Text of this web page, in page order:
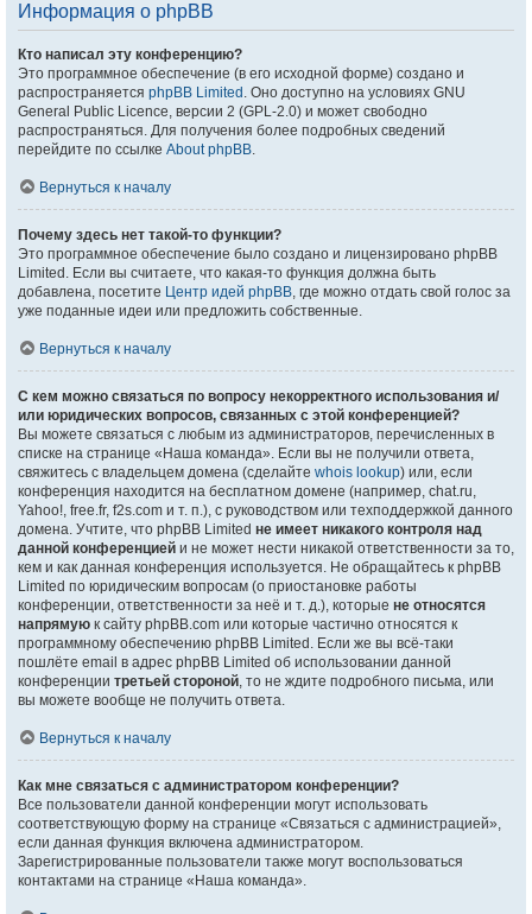
Информация о phpBB
Кто написал эту конференцию?
Это программное обеспечение (в его исходной форме) создано и
распространяется phpBB Limited . Оно доступно на условиях GNU
General Public Licence, версии 2 (GPL-2.0) и может свободно
распространяться. Для получения более подробных сведений
перейдите по ссылке About phpBB.
Вернуться к началу
Почему здесь нет такой-то функции?
Это программное обеспечение было создано и лицензировано phpBB
Limited. Если вы считаете, что какая-то функция должна быть
добавлена, посетите Центр идей phpBB, где можно отдать свой голос за
уже поданные идеи или предложить собственные.
Вернуться к началу
С кем можно связаться по вопросу некорректного использования и/
или юридических вопросов, связанных с этой конференцией?
Вы можете связаться с любым из администраторов, перечисленных в
списке на странице «Наша команда». Если вы не получили ответа,
свяжитесь с владельцем домена (сделайте whois lookup) или, если
конференция находится на бесплатном домене (например, chat.ru,
Yahoo!, free.fr, f2s.com и т. п.), с руководством или техподдержкой данного
домена. Учтите, что phpBB Limited не имеет никакого контроля над
данной конференцией и не может нести никакой ответственности за то,
кем и как данная конференция используется. Не обращайтесь к phpBB
Limited по юридическим вопросам (о приостановке работы
конференции, ответственности за неё и т. д.), которые не относятся
напрямую к сайту phpBB.com или которые частично относятся к
программному обеспечению phpBB Limited. Если же вы всё-таки
пошлёте email в адрес phpBB Limited об использовании данной
конференции третьей стороной, то не ждите подробного письма, или
вы можете вообще не получить ответа.
Вернуться к началу
Как мне связаться с администратором конференции?
Все пользователи данной конференции могут использовать
соответствующую форму на странице «Связаться с администрацией»,
если данная функция включена администратором.
Зарегистрированные пользователи также могут воспользоваться
контактами на странице «Наша команда».